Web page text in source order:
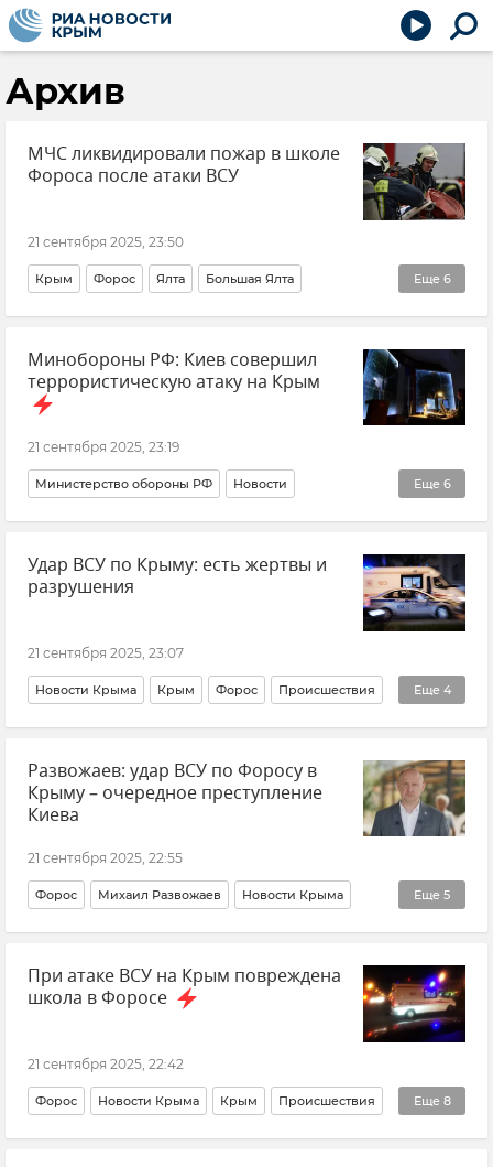
Архив
МЧС ликвидировали пожар в школе
Фороса после атаки ВСУ
21 сентября 2025, 23:50
Еще 6
Крым Форос Ялта Большая Ялта
Происшествия Атаки ВСУ Атаки ВСУ на Крым
Пожар ГУ МЧС РФ по Республике Крым
Атака БПЛА на Форос
Минобороны РФ: Киев совершил
террористическую атаку на Крым
21 сентября 2025, 23:19
Еще 6
Министерство обороны РФ Новости
Новости Крыма Форос Происшествия
Беспилотник (БПЛА, дрон)
Атака БПЛА на Форос
Удар ВСУ по Крыму: есть жертвы и
разрушения
21 сентября 2025, 23:07
Еще 4
Новости Крыма Крым Форос Происшествия
Беспилотник (БПЛА, дрон)
Срочные новости Крыма
ВСУ (Вооруженные силы Украины)
Атака БПЛА на Форос
Развожаев: удар ВСУ по Форосу в
Крыму – очередное преступление
Киева
21 сентября 2025, 22:55
Еще 5
Форос Михаил Развожаев Новости Крыма
Новости Севастополя Крым Севастополь
Атаки ВСУ Атака БПЛА на Форос
При атаке ВСУ на Крым повреждена
школа в Форосе
21 сентября 2025, 22:42
Еще 8
Форос Новости Крыма Крым Происшествия
Олег Крючков Беспилотник (БПЛА, дрон)